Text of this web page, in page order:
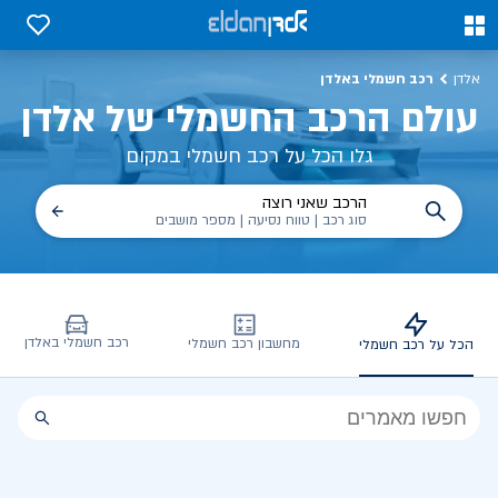
0
0
אלדן רכב חשמלי באלדן
עולם הרכב החשמלי של אלדן
גלו הכל על רכב חשמלי במקום
הרכב שאני רוצה
סוג רכב | טווח נסיעה | מספר מושבים
הכל על רכב חשמלי מחשבון רכב חשמלי רכב חשמלי באלדן
הכל
הכל על רכב חשמלי, שימושים, טכנולוגיה וכל מה שכדי לדעת | אלדן